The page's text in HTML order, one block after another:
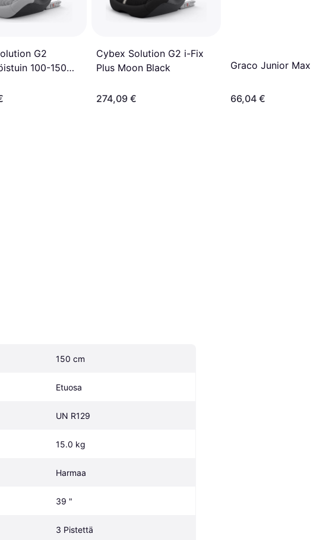
G2
100-150
Cybex Solution G2 i-Fix
Plus Moon Black
274,09 €
Graco Junior Maxi
66,04 €
150 cm
Etuosa
UN R129
15.0 kg
Harmaa
39 "
3 Pistettä